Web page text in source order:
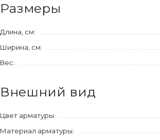
Размеры
Длина, см:
Ширина, см:
Вес:
Внешний вид
Цвет арматуры:
Материал арматуры: